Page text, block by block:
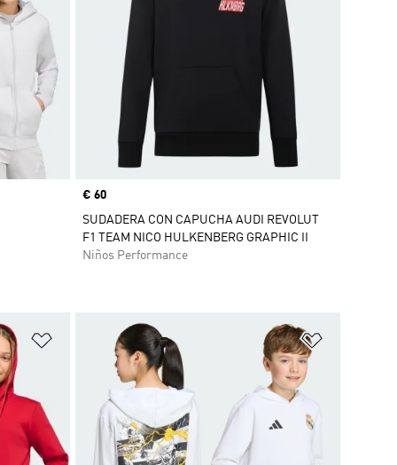
Precio
€ 60
SUDADERA CON CAPUCHA AUDI REVOLUT
F1 TEAM NICO HULKENBERG GRAPHIC II
Niños Performance
Añadir a la lista de deseos